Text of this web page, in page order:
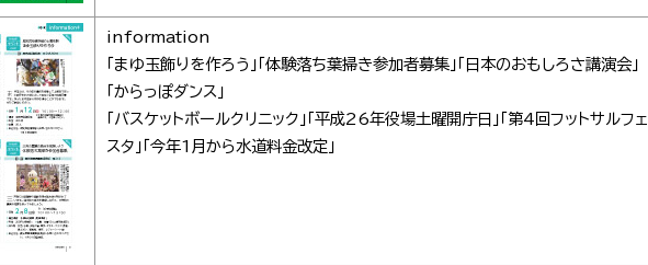
information
「まゆ玉飾りを作ろう」「体験落ち葉掃き参加者募集」「日本のおもしろさ講演会」
「からっぽダンス」
「バスケットボールクリニック」「平成26年役場土曜開庁日」「第4回フットサルフェ
スタ」「今年1月から水道料金改定」